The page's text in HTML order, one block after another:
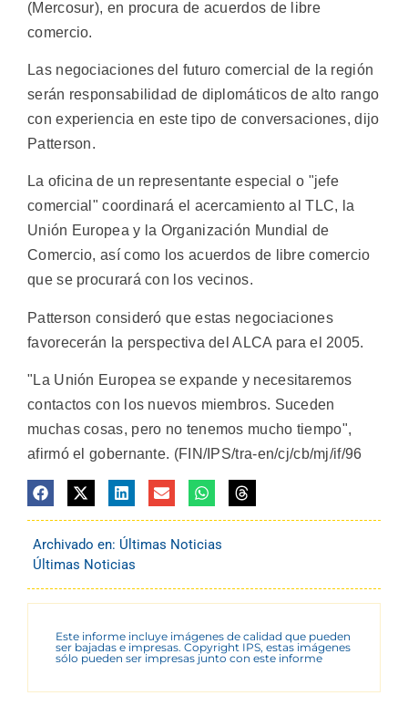
(Mercosur), en procura de acuerdos de libre
comercio.
Las negociaciones del futuro comercial de la región
serán responsabilidad de diplomáticos de alto rango
con experiencia en este tipo de conversaciones, dijo
Patterson.
La oficina de un representante especial o "jefe
comercial" coordinará el acercamiento al TLC, la
Unión Europea y la Organización Mundial de
Comercio, así como los acuerdos de libre comercio
que se procurará con los vecinos.
Patterson consideró que estas negociaciones
favorecerán la perspectiva del ALCA para el 2005.
"La Unión Europea se expande y necesitaremos
contactos con los nuevos miembros. Suceden
muchas cosas, pero no tenemos mucho tiempo",
afirmó el gobernante. (FIN/IPS/tra-en/cj/cb/mj/if/96
Archivado en: Últimas Noticias
Últimas Noticias
Este informe incluye imágenes de calidad que pueden
ser bajadas e impresas. Copyright IPS, estas imágenes
sólo pueden ser impresas junto con este informe